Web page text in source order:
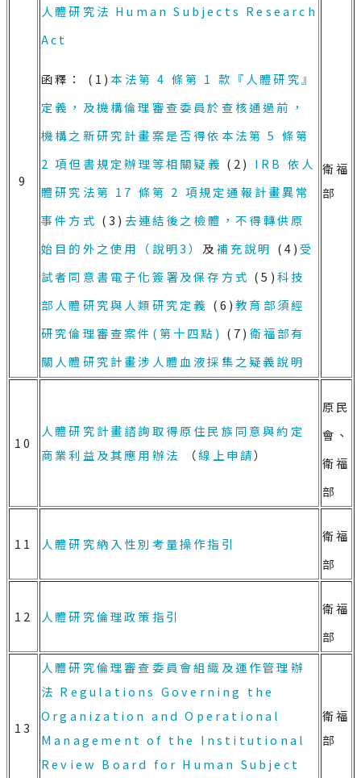
9
人體研究法 Human Subjects Research
Act
函釋： (1) 本法第 4 條第 1 款『人體研究』
定義，及機構倫理審查委員於查核通過前，
機構之新研究計畫案是否得依本法第 5 條第
2 項但書規定辦理等相關疑義 (2) IRB 依人
體研究法第 17 條第 2 項規定通報計畫異常
事件方式 (3) 去連結後之檢體，不得轉供原
始目的外之使用（說明3）及補充說明 (4) 受
試者同意書電子化簽署及保存方式 (5)科技
部人體研究與人類研究定義 (6)教育部須經
研究倫理審查案件(第十四點) (7) 衛福部有
關人體研究計畫涉人體血液採集之疑義說明
衛福
部
10
人體研究計畫諮詢取得原住民族同意與約定
商業利益及其應用辦法
（線上申請）
原民
會、
衛福
部
11 人體研究納入性別考量操作指引
衛福
部
12 人體研究倫理政策指引
衛福
部
13
人體研究倫理審查委員會組織及運作管理辦
法 Regulations Governing the
Organization and Operational
Management of the Institutional
Review Board for Human Subject
衛福
部